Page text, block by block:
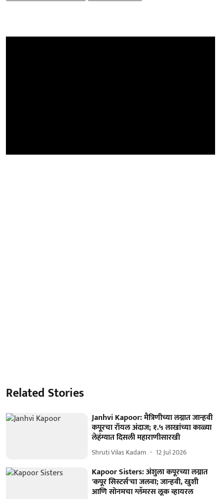
Related Stories
Janhvi Kapoor: मैत्रिणीच्या लग्नात जान्हवी
कपूरचा रॉयल अंदाज; १.५ लाखांच्या काळ्या
लेहंग्यात दिसली महाराणीसारखी
Shruti Vilas Kadam 12 Jul 2026
Kapoor Sisters: अंशुला कपूरच्या लग्नात
'कपूर सिस्टर्स'चा जलवा; जान्हवी, खुशी
आणि सोनमचा ग्लॅमरस लूक व्हायरल